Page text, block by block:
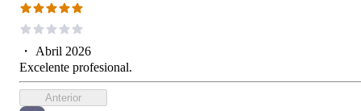
・ Abril 2026
Excelente profesional.
Anterior